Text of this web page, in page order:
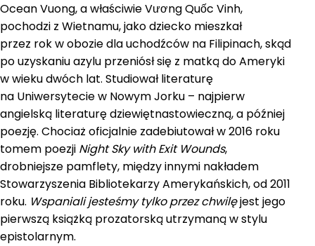
Ocean Vuong, a właściwie Vương Quốc Vinh,
pochodzi z Wietnamu, jako dziecko mieszkał
przez rok w obozie dla uchodźców na Filipinach, skąd
po uzyskaniu azylu przeniósł się z matką do Ameryki
w wieku dwóch lat. Studiował literaturę
na Uniwersytecie w Nowym Jorku – najpierw
angielską literaturę dziewiętnastowieczną, a później
poezję. Chociaż oficjalnie zadebiutował w 2016 roku
tomem poezji Night Sky with Exit Wounds,
drobniejsze pamflety, między innymi nakładem
Stowarzyszenia Bibliotekarzy Amerykańskich, od 2011
roku. Wspaniali jesteśmy tylko przez chwilęjest jego
pierwszą książką prozatorską utrzymaną w stylu
epistolarnym.